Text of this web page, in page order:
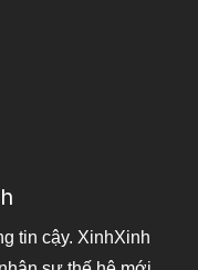
tin cậy. XinhXinh